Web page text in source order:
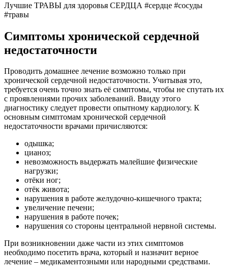
Лучшие ТРАВЫ для здоровья СЕРДЦА #сердце #сосуды
#травы
Симптомы хронической сердечной
недостаточности
Проводить домашнее лечение возможно только при
хронической сердечной недостаточности. Учитывая это,
требуется очень точно знать её симптомы, чтобы не спутать их
с проявлениями прочих заболеваний. Ввиду этого
диагностику следует провести опытному кардиологу. К
основным симптомам хронической сердечной
недостаточности врачами причисляются:
одышка;
цианоз;
невозможность выдержать малейшие физические
нагрузки;
отёки ног;
отёк живота;
нарушения в работе желудочно-кишечного тракта;
увеличение печени;
нарушения в работе почек;
нарушения со стороны центральной нервной системы.
При возникновении даже части из этих симптомов
необходимо посетить врача, который и назначит верное
лечение – медикаментозными или народными средствами.